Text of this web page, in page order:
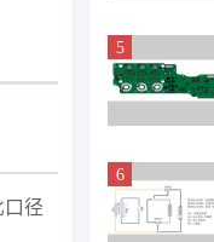
口径